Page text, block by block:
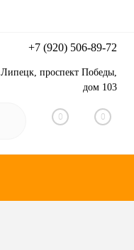
Вход Регистрация
+7 (920) 506-89-72
Липецк, проспект Победы,
дом 103
0 0